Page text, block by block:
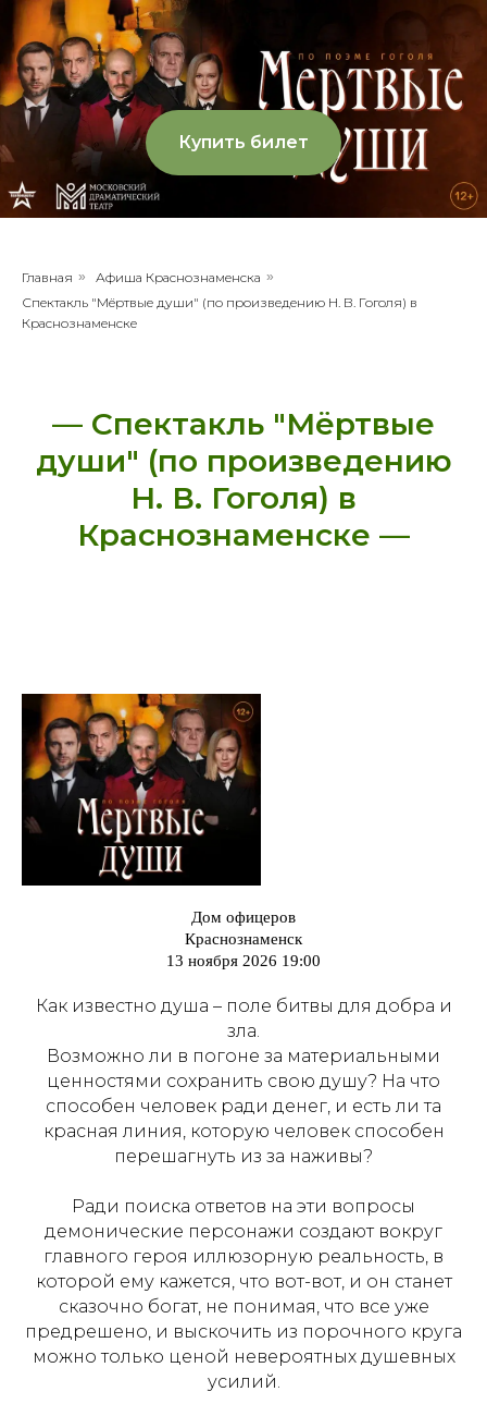
Купить билет
Главная » Афиша Краснознаменска »
Спектакль "Мёртвые души" (по произведению Н. В. Гоголя) в
Краснознаменске
— Спектакль "Мёртвые
души" (по произведению
Н. В. Гоголя) в
Краснознаменске —
Дом офицеров
Краснознаменск
13 ноября 2026 19:00
Как известно душа – поле битвы для добра и
зла.
Возможно ли в погоне за материальными
ценностями сохранить свою душу? На что
способен человек ради денег, и есть ли та
красная линия, которую человек способен
перешагнуть из за наживы?
Ради поиска ответов на эти вопросы
демонические персонажи создают вокруг
главного героя иллюзорную реальность, в
которой ему кажется, что вот-вот, и он станет
сказочно богат, не понимая, что все уже
предрешено, и выскочить из порочного круга
можно только ценой невероятных душевных
усилий.